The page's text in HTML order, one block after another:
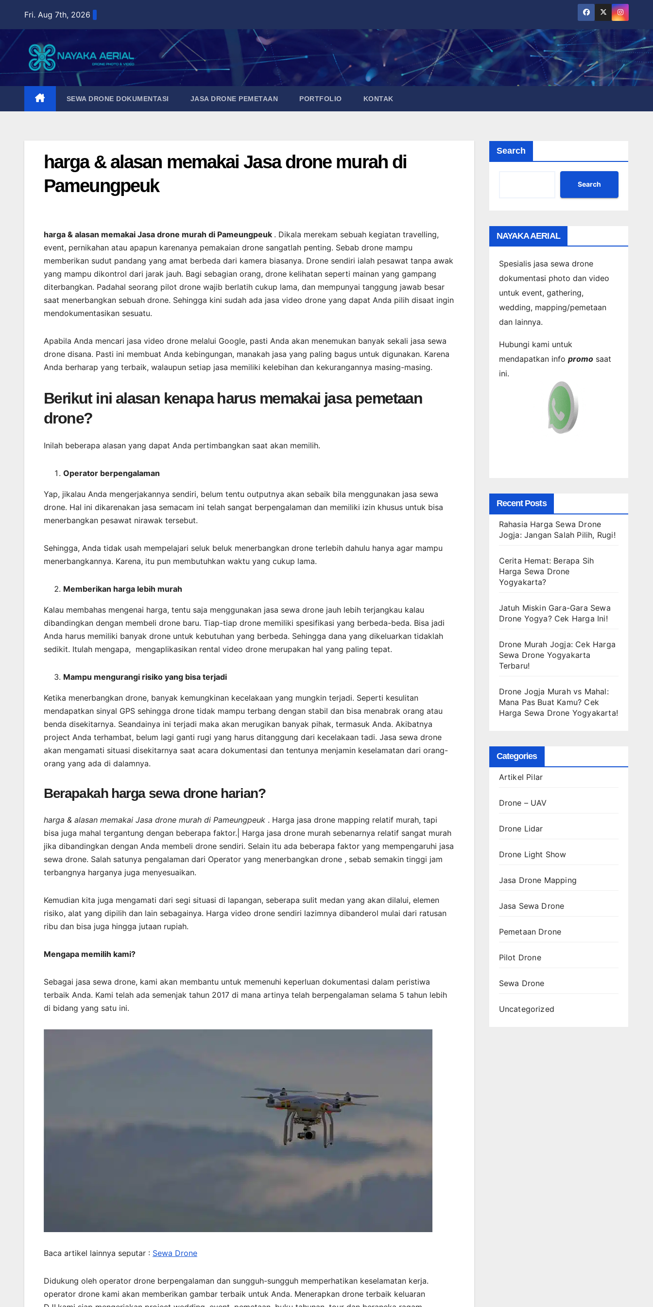
content
Fri. Aug 7th, 2026
SEWA DRONE DOKUMENTASI JASA DRONE PEMETAAN PORTFOLIO KONTAK
harga & alasan memakai Jasa drone murah di
Pameungpeuk
harga & alasan memakai Jasa drone murah di Pameungpeuk . Dikala merekam sebuah kegiatan travelling,
event, pernikahan atau apapun karenanya pemakaian drone sangatlah penting. Sebab drone mampu
memberikan sudut pandang yang amat berbeda dari kamera biasanya. Drone sendiri ialah pesawat tanpa awak
yang mampu dikontrol dari jarak jauh. Bagi sebagian orang, drone kelihatan seperti mainan yang gampang
diterbangkan. Padahal seorang pilot drone wajib berlatih cukup lama, dan mempunyai tanggung jawab besar
saat menerbangkan sebuah drone. Sehingga kini sudah ada jasa video drone yang dapat Anda pilih disaat ingin
mendokumentasikan sesuatu.
Apabila Anda mencari jasa video drone melalui Google, pasti Anda akan menemukan banyak sekali jasa sewa
drone disana. Pasti ini membuat Anda kebingungan, manakah jasa yang paling bagus untuk digunakan. Karena
Anda berharap yang terbaik, walaupun setiap jasa memiliki kelebihan dan kekurangannya masing-masing.
Berikut ini alasan kenapa harus memakai jasa pemetaan
drone?
Inilah beberapa alasan yang dapat Anda pertimbangkan saat akan memilih.
Operator berpengalaman
Yap, jikalau Anda mengerjakannya sendiri, belum tentu outputnya akan sebaik bila menggunakan jasa sewa
drone. Hal ini dikarenakan jasa semacam ini telah sangat berpengalaman dan memiliki izin khusus untuk bisa
menerbangkan pesawat nirawak tersebut.
Sehingga, Anda tidak usah mempelajari seluk beluk menerbangkan drone terlebih dahulu hanya agar mampu
menerbangkannya. Karena, itu pun membutuhkan waktu yang cukup lama.
Memberikan harga lebih murah
Kalau membahas mengenai harga, tentu saja menggunakan jasa sewa drone jauh lebih terjangkau kalau
dibandingkan dengan membeli drone baru. Tiap-tiap drone memiliki spesifikasi yang berbeda-beda. Bisa jadi
Anda harus memiliki banyak drone untuk kebutuhan yang berbeda. Sehingga dana yang dikeluarkan tidaklah
sedikit. Itulah mengapa, mengaplikasikan rental video drone merupakan hal yang paling tepat.
Mampu mengurangi risiko yang bisa terjadi
Ketika menerbangkan drone, banyak kemungkinan kecelakaan yang mungkin terjadi. Seperti kesulitan
mendapatkan sinyal GPS sehingga drone tidak mampu terbang dengan stabil dan bisa menabrak orang atau
benda disekitarnya. Seandainya ini terjadi maka akan merugikan banyak pihak, termasuk Anda. Akibatnya
project Anda terhambat, belum lagi ganti rugi yang harus ditanggung dari kecelakaan tadi. Jasa sewa drone
akan mengamati situasi disekitarnya saat acara dokumentasi dan tentunya menjamin keselamatan dari orang-
orang yang ada di dalamnya.
Berapakah harga sewa drone harian?
harga & alasan memakai Jasa drone murah di Pameungpeuk . Harga jasa drone mapping relatif murah, tapi
bisa juga mahal tergantung dengan beberapa faktor.| Harga jasa drone murah sebenarnya relatif sangat murah
jika dibandingkan dengan Anda membeli drone sendiri. Selain itu ada beberapa faktor yang mempengaruhi jasa
sewa drone. Salah satunya pengalaman dari Operator yang menerbangkan drone , sebab semakin tinggi jam
terbangnya harganya juga menyesuaikan.
Kemudian kita juga mengamati dari segi situasi di lapangan, seberapa sulit medan yang akan dilalui, elemen
risiko, alat yang dipilih dan lain sebagainya. Harga video drone sendiri lazimnya dibanderol mulai dari ratusan
ribu dan bisa juga hingga jutaan rupiah.
Mengapa memilih kami?
Sebagai jasa sewa drone, kami akan membantu untuk memenuhi keperluan dokumentasi dalam peristiwa
terbaik Anda. Kami telah ada semenjak tahun 2017 di mana artinya telah berpengalaman selama 5 tahun lebih
di bidang yang satu ini.
Baca artikel lainnya seputar : Sewa Drone
Didukung oleh operator drone berpengalaman dan sungguh-sungguh memperhatikan keselamatan kerja.
operator drone kami akan memberikan gambar terbaik untuk Anda. Menerapkan drone terbaik keluaran
Search
Search
NAYAKA AERIAL
Spesialis jasa sewa drone
dokumentasi photo dan video
untuk event, gathering,
wedding, mapping/pemetaan
dan lainnya.
Hubungi kami untuk
mendapatkan info promosaat
ini.
Recent Posts
Rahasia Harga Sewa Drone
Jogja: Jangan Salah Pilih, Rugi!
Cerita Hemat: Berapa Sih
Harga Sewa Drone
Yogyakarta?
Jatuh Miskin Gara-Gara Sewa
Drone Yogya? Cek Harga Ini!
Drone Murah Jogja: Cek Harga
Sewa Drone Yogyakarta
Terbaru!
Drone Jogja Murah vs Mahal:
Mana Pas Buat Kamu? Cek
Harga Sewa Drone Yogyakarta!
Categories
Artikel Pilar
Drone – UAV
Drone Lidar
Drone Light Show
Jasa Drone Mapping
Jasa Sewa Drone
Pemetaan Drone
Pilot Drone
Sewa Drone
Uncategorized